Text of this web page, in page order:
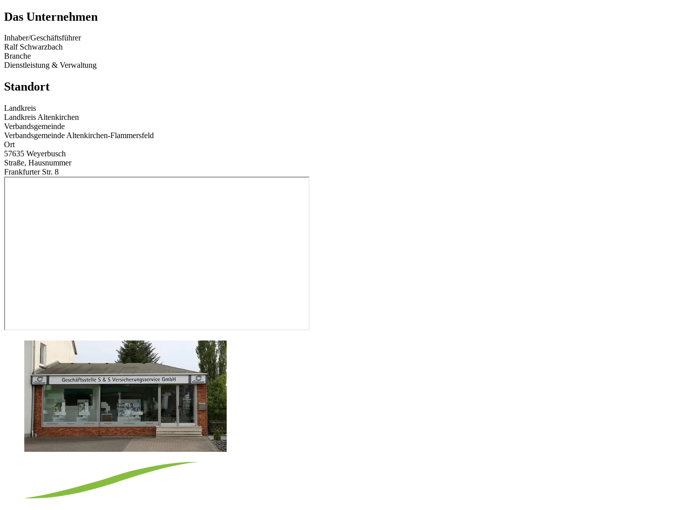
Das Unternehmen
Inhaber/Geschäftsführer
Ralf Schwarzbach
Branche
Dienstleistung & Verwaltung
Standort
Landkreis
Landkreis Altenkirchen
Verbandsgemeinde
Verbandsgemeinde Altenkirchen-Flammersfeld
Ort
57635 Weyerbusch
Straße, Hausnummer
Frankfurter Str. 8